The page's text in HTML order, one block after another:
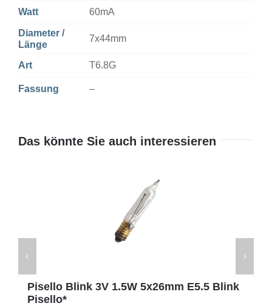
Watt 60mA
Diameter /
Länge
7x44mm
Art T6.8G
Fassung –
Das könnte Sie auch interessieren
Pisello Blink 3V 1.5W 5x26mm E5.5 Blink
Pisello*